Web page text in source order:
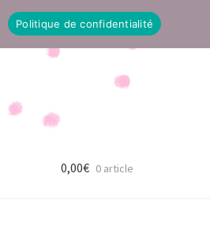
0,00€ 0 article
Politique de confidentialité